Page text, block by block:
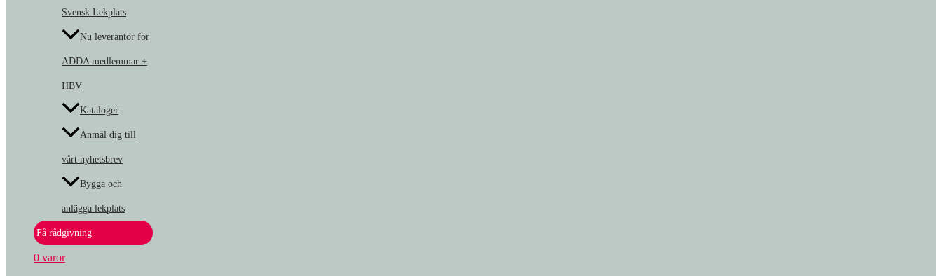
Svensk Lekplats
Nu leverantör för
ADDA medlemmar +
HBV
Kataloger
Anmäl dig till
vårt nyhetsbrev
Bygga och
anlägga lekplats
Få rådgivning
0 varor